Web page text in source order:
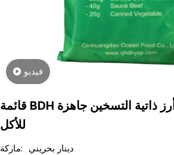
فيديو
قائمة BDH الجديدة 1 وجبة أرز ذاتية التسخين جاهزة
للأكل
ماركة: دينار بحريني